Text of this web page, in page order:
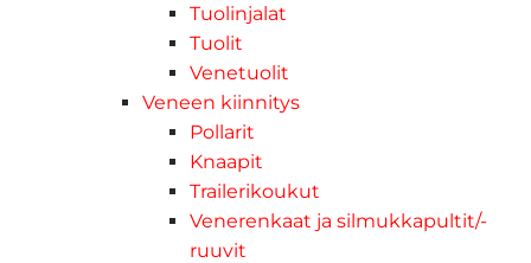
Tuolinjalat
Tuolit
Venetuolit
Veneen kiinnitys
Pollarit
Knaapit
Trailerikoukut
Venerenkaat ja silmukkapultit/-
ruuvit